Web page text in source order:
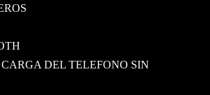
DEL TELEFONO SIN